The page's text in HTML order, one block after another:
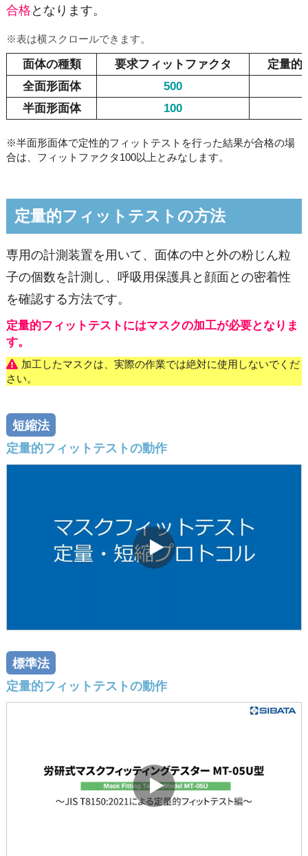
合格 となります。
※表は横スクロールできます。
面体の種類 要求フィットファクタ 定量的
全面形面体
500
半面形面体 100
※半面形面体で定性的フィットテストを行った結果が合格の場
合は、フィットファクタ100以上とみなします。
定量的フィットテストの方法
専用の計測装置を用いて、面体の中と外の粉じん粒
子の個数を計測し、呼吸用保護具と顔面との密着性
を確認する方法です。
定量的フィットテストにはマスクの加工が必要となりま
す。
加工したマスクは、実際の作業では絶対に使用しないでくだ
さい。
短縮法
定量的フィットテストの動作
標準法
定量的フィットテストの動作